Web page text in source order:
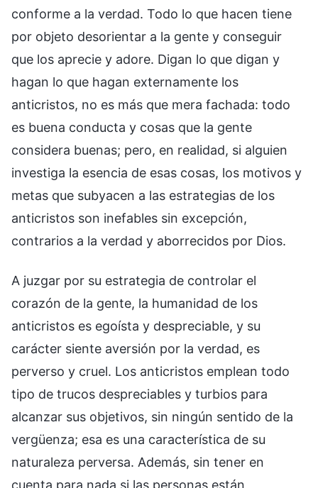
conforme a la verdad. Todo lo que hacen tiene
por objeto desorientar a la gente y conseguir
que los aprecie y adore. Digan lo que digan y
hagan lo que hagan externamente los
anticristos, no es más que mera fachada: todo
es buena conducta y cosas que la gente
considera buenas; pero, en realidad, si alguien
investiga la esencia de esas cosas, los motivos y
metas que subyacen a las estrategias de los
anticristos son inefables sin excepción,
contrarios a la verdad y aborrecidos por Dios.
A juzgar por su estrategia de controlar el
corazón de la gente, la humanidad de los
anticristos es egoísta y despreciable, y su
carácter siente aversión por la verdad, es
perverso y cruel. Los anticristos emplean todo
tipo de trucos despreciables y turbios para
alcanzar sus objetivos, sin ningún sentido de la
vergüenza; esa es una característica de su
naturaleza perversa. Además, sin tener en
cuenta para nada si las personas están